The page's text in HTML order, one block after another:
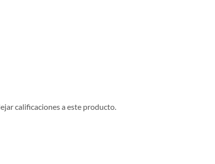
calificaciones a este producto.